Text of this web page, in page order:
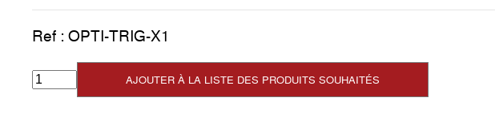
Ref : OPTI-TRIG-X1
AJOUTER À LA LISTE DES PRODUITS SOUHAITÉS